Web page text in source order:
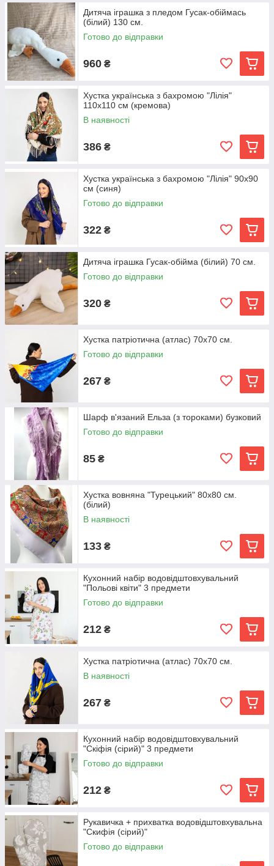
Дитяча іграшка з пледом Гусак-обіймась
(білий) 130 см.
Готово до відправки
960 ₴
Хустка українська з бахромою "Лілія"
110х110 см (кремова)
В наявності
386 ₴
Хустка українська з бахромою "Лілія" 90х90
см (синя)
Готово до відправки
322 ₴
Дитяча іграшка Гусак-обійма (білий) 70 см.
Готово до відправки
320 ₴
Хустка патріотична (атлас) 70х70 см.
Готово до відправки
267 ₴
Шарф в'язаний Ельза (з тороками) бузковий
Готово до відправки
85 ₴
Хустка вовняна "Турецький" 80х80 см.
(білий)
В наявності
133 ₴
Кухонний набір водовідштовхувальний
"Польові квіти" 3 предмети
Готово до відправки
212 ₴
Хустка патріотична (атлас) 70х70 см.
В наявності
267 ₴
Кухонний набір водовідштовхувальний
"Скіфія (сірий)" 3 предмети
Готово до відправки
212 ₴
Рукавичка + прихватка водовідштовхувальна
"Скифія (сірий)"
Готово до відправки